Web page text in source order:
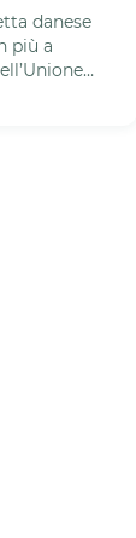
danese
più a